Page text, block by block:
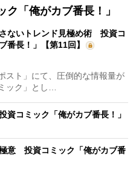
「俺がカブ番長！」
さないトレンド見極め術 投資コ
番長！」【第11回】
ト」にて、圧倒的な情報量が
ック」とし…
コミック「俺がカブ番長！」
意 投資コミック「俺がカブ番